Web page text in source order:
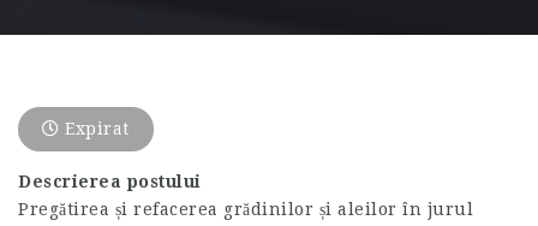
Expirat
Descrierea postului
Pregătirea și refacerea grădinilor și aleilor în jurul